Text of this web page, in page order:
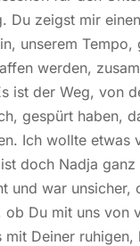
zeigst mir
unserem
werden,
ist der Weg, von
gespürt haben,
Ich wollte etwas
doch Nadja ganz
war unsicher,
Du mit uns von
Deiner ruhigen,